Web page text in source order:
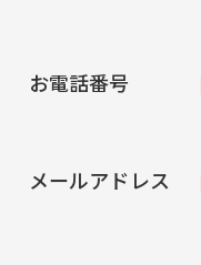
お電話番号
メールアドレス